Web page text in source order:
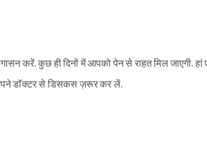
करें. कुछ ही दिनों में आपको पेन से राहत मिल जाएगी. हां
डॉक्टर से डिसकस ज़रूर कर लें.